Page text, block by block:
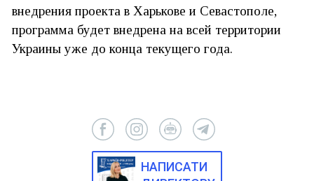
внедрения проекта в Харькове и Севастополе,
программа будет внедрена на всей территории
Украины уже до конца текущего года.
НАПИСАТИ